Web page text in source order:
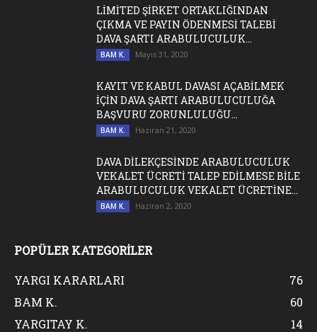
LİMİTED ŞİRKET ORTAKLIĞINDAN
ÇIKMA VE PAYIN ÖDENMESİ TALEBİ
DAVA ŞARTI ARABULUCULUK...
BAM K. Mayıs 31, 2020
KAYIT VE KABUL DAVASI AÇABİLMEK
İÇİN DAVA ŞARTI ARABULUCULUĞA
BAŞVURU ZORUNLULUĞU...
BAM K. Haziran 21, 2020
DAVA DİLEKÇESİNDE ARABULUCULUK
VEKALET ÜCRETİ TALEP EDİLMESE BİLE
ARABULUCULUK VEKALET ÜCRETİNE...
BAM K. Haziran 2, 2020
POPÜLER KATEGORİLER
YARGI KARARLARI
76
BAM K.
60
YARGITAY K.
14